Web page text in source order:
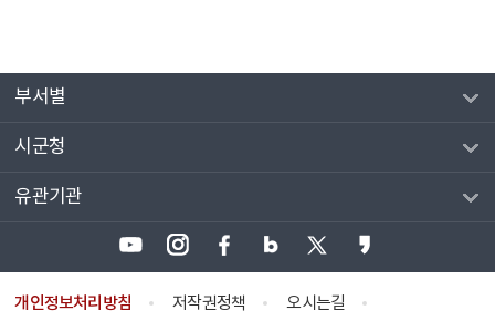
부서별
시군청
유관기관
개인정보처리방침 저작권정책
오시는길